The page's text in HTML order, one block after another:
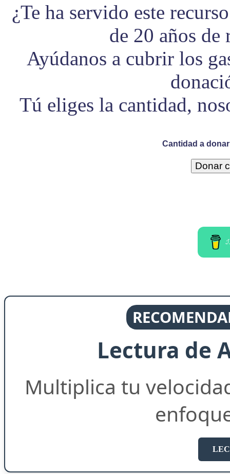
¿Te ha servido este
de 20 años
Ayúdanos a cubrir los
Tú eliges la cantidad,
Cantidad a
Lectura de
Multiplica tu